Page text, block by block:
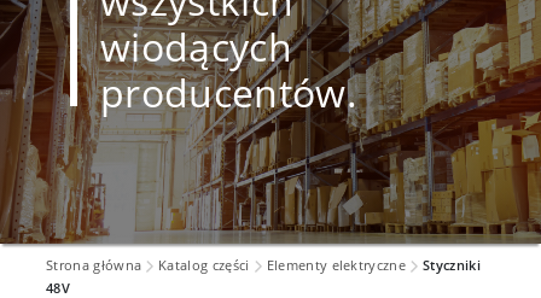
wiodących
producentów.
Strona główna Katalog części Elementy elektryczne
Styczniki
48V